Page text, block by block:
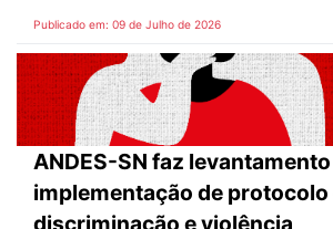
Publicado em: 09 de Julho de 2026
ANDES-SN faz
implementação de
discriminação e violência